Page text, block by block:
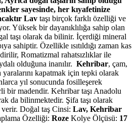
sayesinde, her kıyafetinize
Lav taşı birçok farklı özelliği ve
Yüksek bir dayanıklılığa sahip olan
taşı olarak da bilinir. İçerdiği mineral
sahiptir. Özellikle ısıtıldığı zaman kas
Romatizmal rahatsızlıklar ile
olduğuna inanılır. Kehribar, çam,
kapatmak için tepki olarak
yıl sonucunda fosilleşerek
bir madendir. Kehribar taşı Anadolu
da bilinmektedir. Şifa taşı olarak
Doğal taş Cinsi: Lav, Kehribar
Özelliği: Roze Kolye Ölçüsü: 17